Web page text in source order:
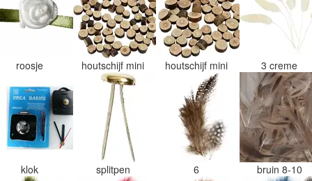
roosje houtschijf mini houtschijf mini 3 creme
klok splitpen 6 bruin 8-10